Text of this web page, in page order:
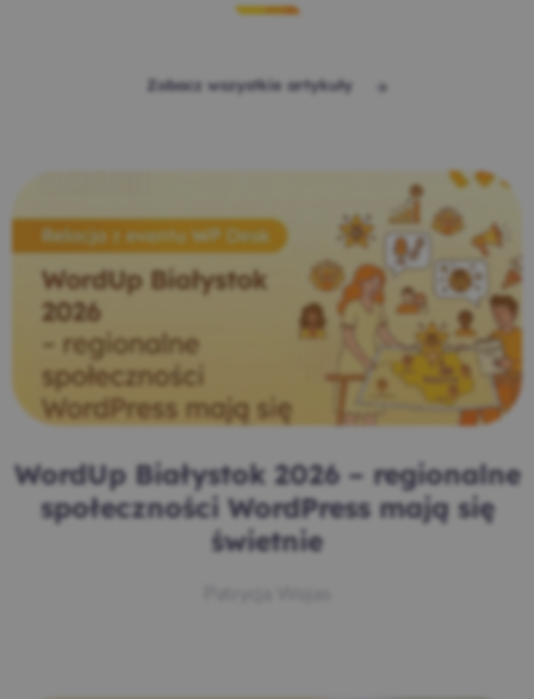
Zobacz wszystkie artykuły
WordUp Białystok 2026 – regionalne
społeczności WordPress mają się
świetnie